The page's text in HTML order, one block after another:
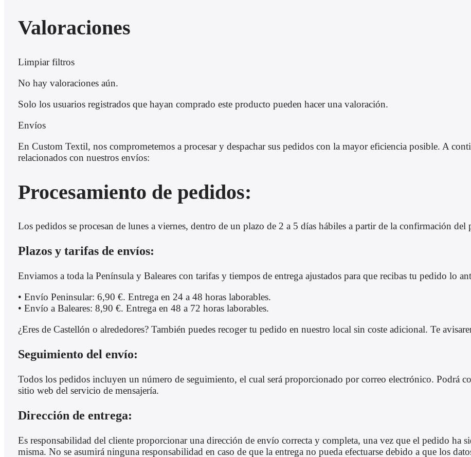
Valoraciones
Limpiar filtros
No hay valoraciones aún.
Solo los usuarios registrados que hayan comprado este producto pueden hacer una valoración.
Envíos
En Custom Textil, nos comprometemos a procesar y despachar sus pedidos con la mayor eficiencia posible. A
relacionados con nuestros envíos:
Procesamiento de pedidos:
Los pedidos se procesan de lunes a viernes, dentro de un plazo de 2 a 5 días hábiles a partir de la confirmación del
Plazos y tarifas de envíos:
Enviamos a toda la Península y Baleares con tarifas y tiempos de entrega ajustados para que recibas tu pedido lo
• Envío Peninsular: 6,90 €. Entrega en 24 a 48 horas laborables.
• Envío a Baleares: 8,90 €. Entrega en 48 a 72 horas laborables.
¿Eres de Castellón o alrededores? También puedes recoger tu pedido en nuestro local sin coste adicional. Te
Seguimiento del envío:
Todos los pedidos incluyen un número de seguimiento, el cual será proporcionado por correo electrónico. Podrá
sitio web del servicio de mensajería.
Dirección de entrega:
Es responsabilidad del cliente proporcionar una dirección de envío correcta y completa, una vez que el pedido ha
misma. No se asumirá ninguna responsabilidad en caso de que la entrega no pueda efectuarse debido a que los